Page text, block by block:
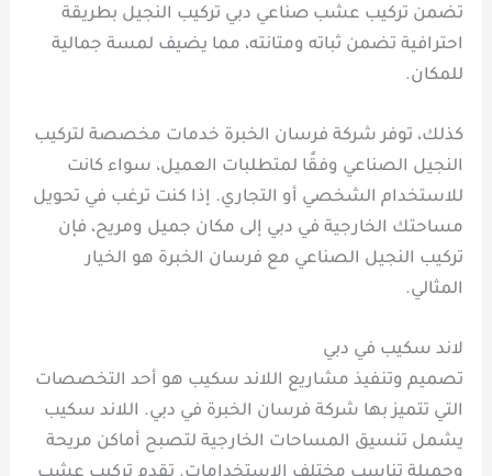
تضمن تركيب عشب صناعي دبي تركيب النجيل بطريقة
احترافية تضمن ثباته ومتانته، مما يضيف لمسة جمالية
للمكان.
كذلك، توفر شركة فرسان الخبرة خدمات مخصصة لتركيب
النجيل الصناعي وفقًا لمتطلبات العميل، سواء كانت
للاستخدام الشخصي أو التجاري. إذا كنت ترغب في تحويل
مساحتك الخارجية في دبي إلى مكان جميل ومريح، فإن
تركيب النجيل الصناعي مع فرسان الخبرة هو الخيار
المثالي.
لاند سكيب في دبي
تصميم وتنفيذ مشاريع اللاند سكيب هو أحد التخصصات
التي تتميز بها شركة فرسان الخبرة في دبي. اللاند سكيب
يشمل تنسيق المساحات الخارجية لتصبح أماكن مريحة